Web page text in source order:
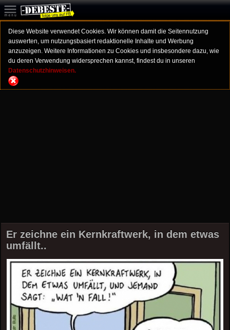
Diese Website verwendet Cookies. Wir können damit die Seitennutzung
auswerten, um nutzungsbasiert redaktionelle Inhalte und Werbung
anzuzeigen. Weitere Informationen zu Cookies und insbesondere dazu, wie
du deren Verwendung widersprechen kannst, findest du in unseren
Datenschutzhinweisen.
Er zeichne ein Kernkraftwerk, in dem etwas
umfällt..